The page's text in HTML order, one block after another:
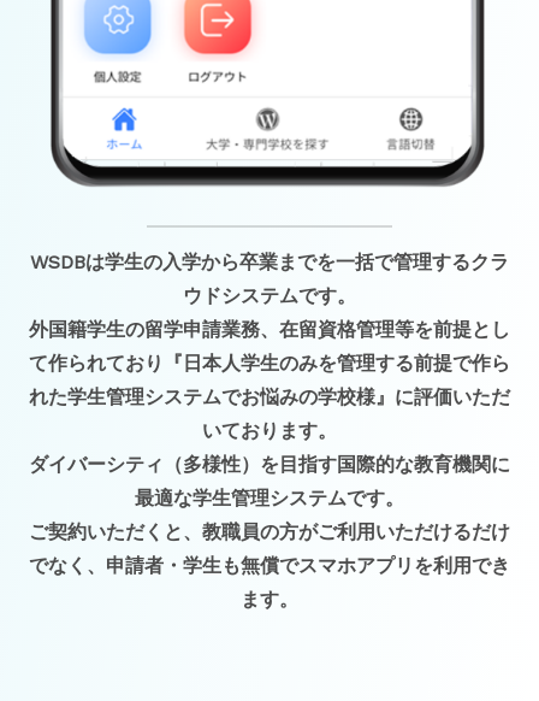
WSDBは学生の入学から卒業までを一括で管理するクラ
ウドシステムです。
外国籍学生の留学申請業務、在留資格管理等を前提とし
て作られており『日本人学生のみを管理する前提で作ら
れた学生管理システムでお悩みの学校様』に評価いただ
いております。
ダイバーシティ（多様性）を目指す国際的な教育機関に
最適な学生管理システムです。
ご契約いただくと、教職員の方がご利用いただけるだけ
でなく、申請者・学生も無償でスマホアプリを利用でき
ます。